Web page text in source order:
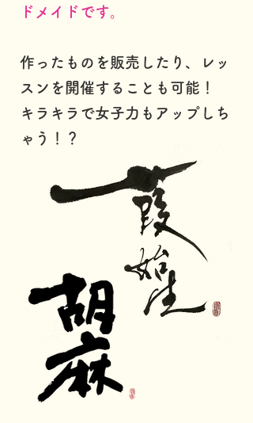
ドメイドです。
作ったものを販売したり、レッ
スンを開催することも可能！
キラキラで女子力もアップしち
ゃう！？